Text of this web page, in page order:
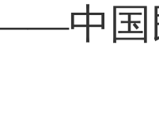
中国